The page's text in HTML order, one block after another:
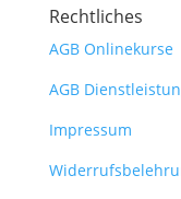
Rechtliches
AGB Onlinekurse
AGB
Impressum